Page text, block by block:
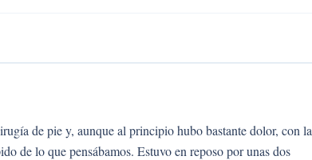
de pie y, aunque al principio hubo bastante dolor, con la
de lo que pensábamos. Estuvo en reposo por unas dos